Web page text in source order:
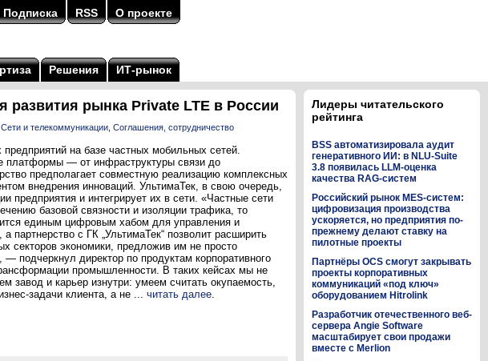
Подписка RSS О проекте
Решения ИТ-рынок
развития рынка Private LTE в России
Сети и телекоммуникации Соглашения, сотрудничество
на базе частных мобильных сетей.
платформы — от инфраструктуры связи до
предполагает совместную реализацию комплексных
внедрения инноваций. УльтимаТек, в свою очередь,
и интегрирует их в сети. «Частные сети
базовой связности и изоляции трафика, то
единым цифровым хабом для управления и
с ГК „УльтимаТек“ позволит расширить
секторов экономики, предложив им не просто
подчеркнул директор по продуктам корпоративного
промышленности. В таких кейсах мы не
завод и карьер изнутри: умеем считать окупаемость,
задачи клиента, а не ... читать далее.
Лидеры читательского
рейтинга
BSS автоматизировала аудит
генеративного ИИ: в NLU-Suite
3.8 появилась LLM-оценка
качества RAG-систем
Российский рынок MES-систем:
цифровизация производства
ускоряется, но предприятия по-
прежнему делают ставку на
пилотные проекты
Партнёры OCS смогут закрывать
проекты корпоративных
коммуникаций «под ключ»
оборудованием Hitrolink
Разработчик отечественного веб-
сервера Angie Software
масштабирует свои продажи
вместе с Merlion